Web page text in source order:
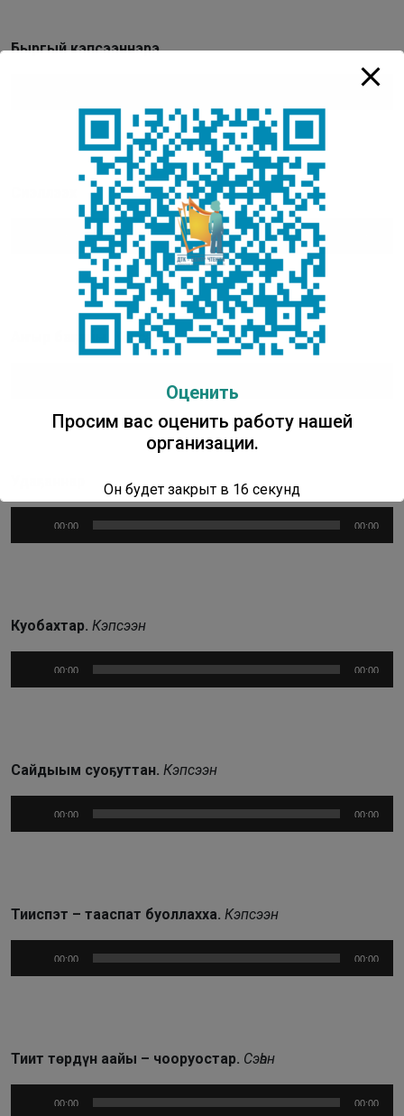
Быргый кэпсээннэрэ
Аудиоплеер
Кэпсээн
00:00 00:00
Куобахтар. Кэпсээн
00:00 00:00
Сайдыым суоҕуттан. Кэпсээн
00:00 00:00
Тииспэт – тааспат буоллахха. Кэпсээн
00:00 00:00
Тиит төрдүн аайы – чооруостар. Сэһэн
00:00 00:00
Оценить
Просим вас оценить работу нашей
организации.
Он будет закрыт в 15 секунд